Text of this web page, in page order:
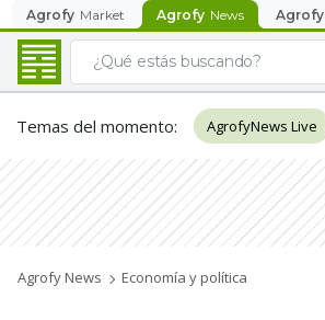
Agrofy Market Agrofy News Agrofy
Temas del momento: AgrofyNews Live
Agrofy News Economía y política